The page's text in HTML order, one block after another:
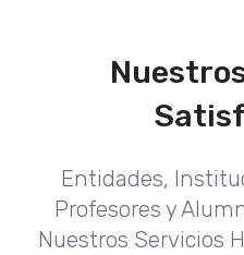
Entidades,
Profesores y
Nuestros Servicios